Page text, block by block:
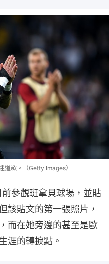
道歉。（Getty Images）
參觀班拿貝球場，並貼
該貼文的第一張照片，
而在她旁邊的甚至是歐
涯的轉捩點。